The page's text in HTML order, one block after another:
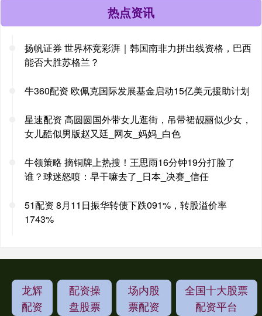
热点资讯
扬帆证券 世界杯竞彩湃｜韩国南非力拼出线资格，巴西
能否大胜苏格兰？
牛360配资 欧佩克国际发展基金启动15亿美元援助计划
星速配资 高圆圆国外带女儿逛街，吊带裙靓丽似少女，
女儿酷似男版赵又廷_网友_妈妈_白色
牛领策略 摘铜牌上热搜！王思雨16分钟19分打脸了
谁？球迷怒喷：早干嘛去了_日本_决赛_信任
51配资 8月11日振华转债下跌091%，转股溢价率
1743%
龙辉
配资
配资操
盘股票
场内股
票配资
全国十大股票
配资平台